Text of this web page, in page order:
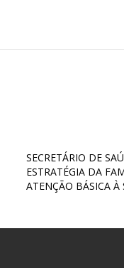
SECRETÁRIO DE
ESTRATÉGIA DA
ATENÇÃO BÁSICA À